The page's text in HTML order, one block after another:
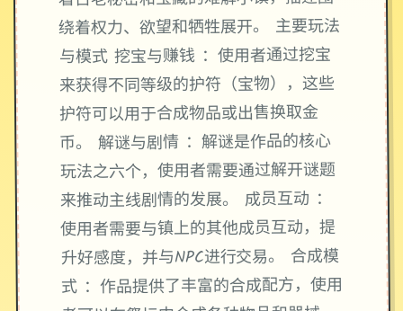
绕着权力、欲望和牺牲展开。 主要玩法
与模式 挖宝与赚钱 ：使用者通过挖宝
来获得不同等级的护符（宝物），这些
护符可以用于合成物品或出售换取金
币。 解谜与剧情 ：解谜是作品的核心
玩法之六个，使用者需要通过解开谜题
来推动主线剧情的发展。 成员互动 ：
使用者需要与镇上的其他成员互动，提
升好感度，并与NPC进行交易。 合成模
式 ：作品提供了丰富的合成配方，使用